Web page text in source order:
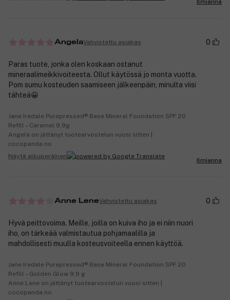
Ilmianna
AngelaVahvistettu asiakas 0
Paras tuote, jonka olen koskaan ostanut
mineraalimeikkivoiteesta. Ollut käytössä jo monta vuotta.
Pom sumu kosteuden saamiseen jälkeenpäin, minulta viisi
tähteä😀
Jane Iredale Purepressed® Base Mineral Foundation SPF 20
Refill – Caramel 9,9g
Angela on jättänyt tuotearvostelun vuosi sitten |
cocopanda.no
Näytä alkuperäinen
Ilmianna
Anne LeneVahvistettu asiakas 0
Hyvä peittovoima. Meille, joilla on kuiva iho ja ei niin nuori
iho, on tärkeää valmistautua pohjamaalilla ja
mahdollisesti muulla kosteusvoiteella ennen käyttöä.
Jane Iredale Purepressed® Base Mineral Foundation SPF 20
Refill – Golden Glow 9,9 g
Anne Lene on jättänyt tuotearvostelun vuosi sitten |
cocopanda.no